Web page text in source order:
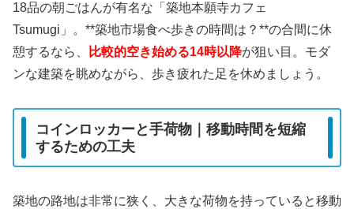
18品の朝ごはんが有名な「築地本願寺カフェ
Tsumugi」。**築地市場食べ歩きの時間は？**の合間に休
憩するなら、
比較的空き始める14時以降が狙い目。モダ
ンな建築を眺めながら、歩き疲れた足を休めましょう。
コインロッカーと手荷物｜移動時間を短縮
するための工夫
築地の路地は非常に狭く、大きな荷物を持っていると移動